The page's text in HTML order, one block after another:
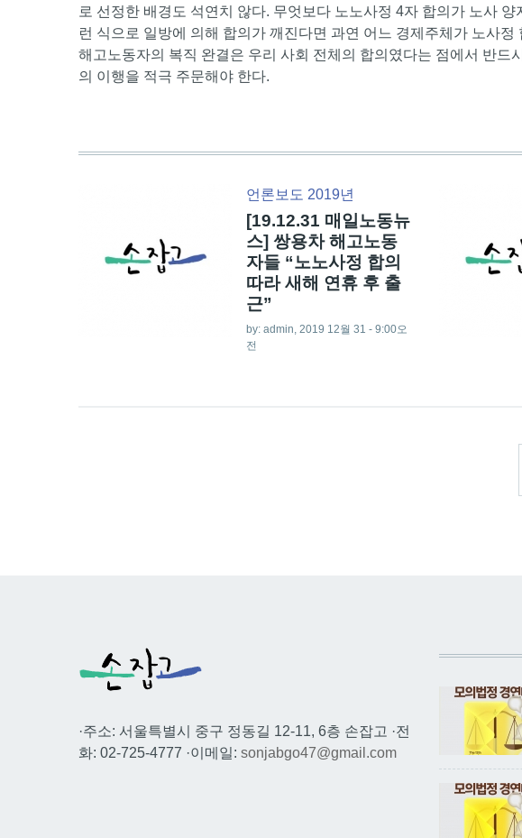
로 선정한 배경도 석연치 않다. 무엇보다 노노사정 4자 합의가 노사 양
런 식으로 일방에 의해 합의가 깨진다면 과연 어느 경제주체가 노사
해고노동자의 복직 완결은 우리 사회 전체의 합의였다는 점에서 반드
의 이행을 적극 주문해야 한다.
언론보도 2019년
[19.12.31 매일노동뉴
스] 쌍용차 해고노동
자들 “노노사정 합의
따라 새해 연휴 후 출
근”
by: admin, 2019 12월 31 - 9:00오
전
·주소: 서울특별시 중구 정동길 12-11, 6층 손잡고 ·전
화: 02-725-4777 ·이메일: sonjabgo47@gmail.com